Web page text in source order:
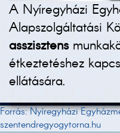
A Nyíregyházi
Alapszolgáltatási
asszisztens
étkeztetéshez
ellátására.
Forrás: Nyíregyházi
szentendregyogytorna.hu